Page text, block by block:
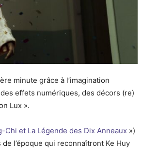
minute grâce à l’imagination
effets numériques, des décors (re)
Lux ».
Chi et La Légende des Dix Anneaux »)
l’époque qui reconnaîtront Ke Huy